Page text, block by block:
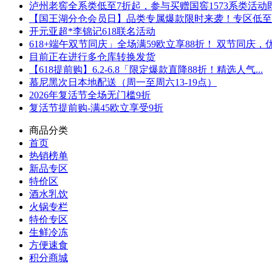
泸州老窖全系类低至7折起，参与买赠国窖1573系类活动
【国王湖分仓会员日】品类专属爆款限时来袭！专区低
开元亚超*李锦记618联名活动
618+端午双节同庆」全场满59欧立享88折！ 双节同庆，
目前正在进行多仓库转换发货
【618提前购】6.2-6.8「限定爆款直降88折！精选人气...
慕尼黑次日本地配送（周一至周六13-19点）
2026年复活节全场无门槛9折
复活节提前购-满45欧立享受9折
商品分类
首页
热销榜单
新品专区
特价区
酒水乳饮
火锅专栏
特价专区
生鲜冷冻
方便速食
积分商城